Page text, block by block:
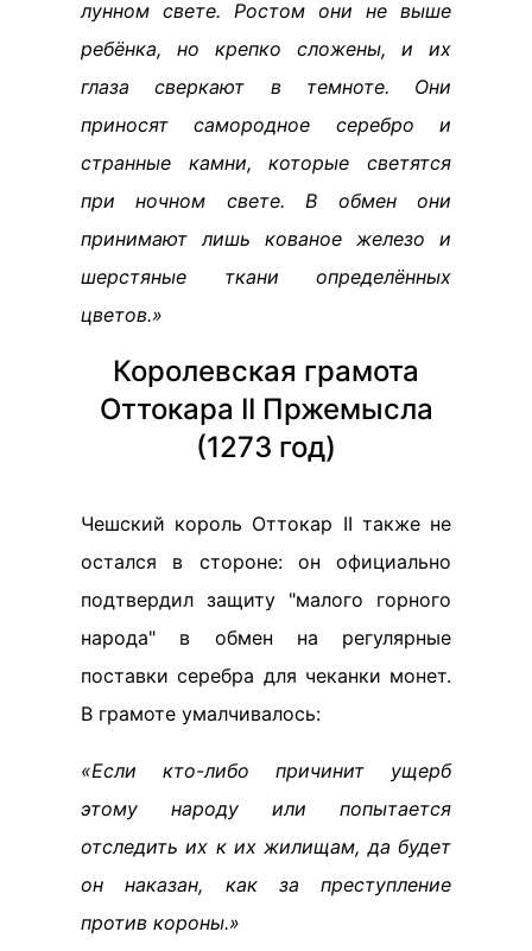
лунном свете. Ростом они не выше
ребёнка, но крепко сложены, и их
глаза сверкают в темноте. Они
приносят самородное серебро и
странные камни, которые светятся
при ночном свете. В обмен они
принимают лишь кованое железо и
шерстяные ткани определённых
цветов.»
Королевская грамота
Оттокара II Пржемысла
(1273 год)
Чешский король Оттокар II также не
остался в стороне: он официально
подтвердил защиту "малого горного
народа" в обмен на регулярные
поставки серебра для чеканки монет.
В грамоте умалчивалось:
«Если кто-либо причинит ущерб
этому народу или попытается
отследить их к их жилищам, да будет
он наказан, как за преступление
против короны.»